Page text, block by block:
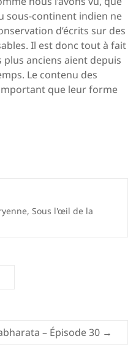
sous-continent indien ne
d’écrits sur des
Il est donc tout à fait
anciens aient depuis
Le contenu des
que leur forme
,Sous l'œil de la
– Épisode 30 →